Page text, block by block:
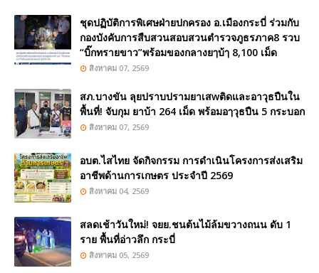
ชุดปฏิบัติการพิเศษฝ่ายปกครอง อ.เมืองกระบี่ ร่วมกับ
กองบังคับการสืบสวนสอบสวนตำรวจภูธรภาค8 รวบ
“บิ๊กทรายขาว”พร้อมของกลางยๅบ้ๅ 8,100 เม็ด
สิงหาคม 07, 2569
สภ.บางขัน ลุยปราบปรามยาเสwติดและอาวุธปืนใน
พื้นที่! จับกุม ยาบ้า 264 เม็ด พร้อมอๅวุธปืน 5 กระบอก
สิงหาคม 07, 2569
อบต.ไสไทย จัดกิจกรรม การดำเนินโครงการส่งเสริม
อาชีพด้านการเกษตร ประจำปี 2569
สิงหาคม 04, 2569
สลดเช้าวันใหม่! จยย.ชนต้นไม้ล้มขวางถนน ดับ 1
ราย พื้นที่อ่าวลึก กระบี่
สิงหาคม 05, 2569